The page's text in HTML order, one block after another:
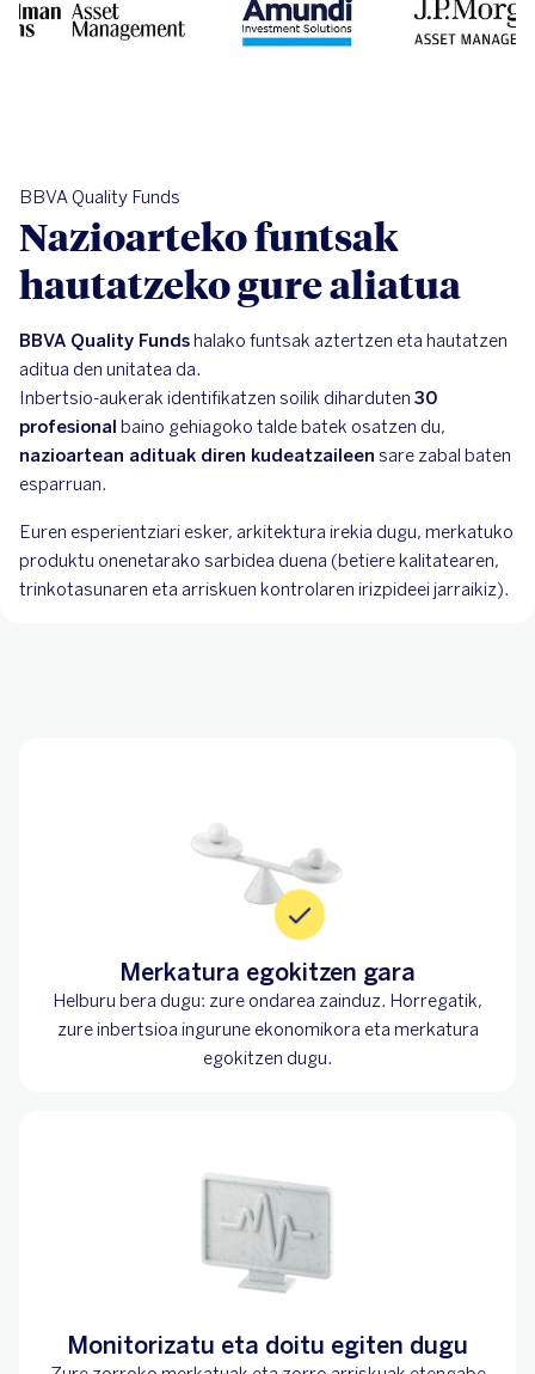
BBVA Quality Funds
Nazioarteko funtsak
hautatzeko gure aliatua
BBVA Quality Funds halako funtsak aztertzen eta hautatzen
aditua den unitatea da.
Inbertsio-aukerak identifikatzen soilik diharduten 30
profesional baino gehiagoko talde batek osatzen du,
nazioartean adituak diren kudeatzaileen sare zabal baten
esparruan.
Euren esperientziari esker, arkitektura irekia dugu, merkatuko
produktu onenetarako sarbidea duena (betiere kalitatearen,
trinkotasunaren eta arriskuen kontrolaren irizpideei jarraikiz).
Merkatura egokitzen gara
Helburu bera dugu: zure ondarea zainduz. Horregatik,
zure inbertsioa ingurune ekonomikora eta merkatura
egokitzen dugu.
Monitorizatu eta doitu egiten dugu